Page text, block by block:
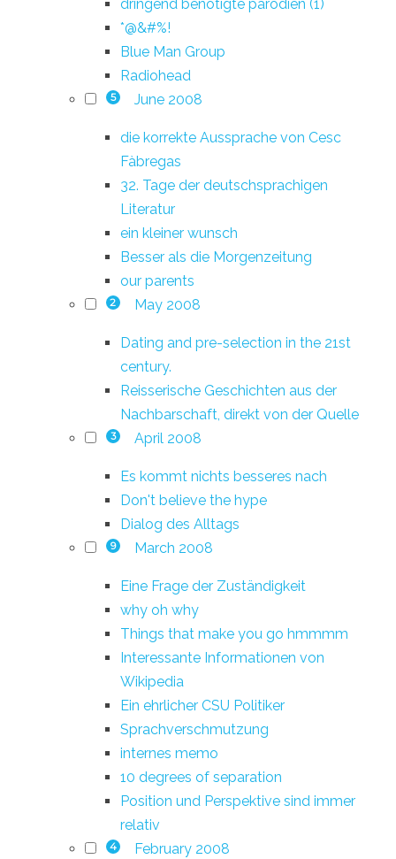
dringend benötigte parodien (1)
*@&#%!
Blue Man Group
Radiohead
5 June 2008
die korrekte Aussprache von Cesc
Fàbregas
32. Tage der deutschsprachigen
Literatur
ein kleiner wunsch
Besser als die Morgenzeitung
our parents
2 May 2008
Dating and pre-selection in the 21st
century.
Reisserische Geschichten aus der
Nachbarschaft, direkt von der Quelle
3 April 2008
Es kommt nichts besseres nach
Don't believe the hype
Dialog des Alltags
9 March 2008
Eine Frage der Zuständigkeit
why oh why
Things that make you go hmmmm
Interessante Informationen von
Wikipedia
Ein ehrlicher CSU Politiker
Sprachverschmutzung
internes memo
10 degrees of separation
Position und Perspektive sind immer
relativ
4 February 2008